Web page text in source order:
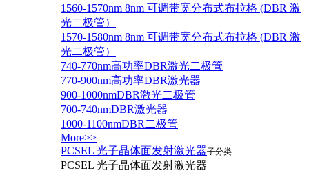
1560-1570nm 8nm 可调带宽分布式布拉格 (DBR 激
光二极管）
1570-1580nm 8nm 可调带宽分布式布拉格 (DBR 激
光二极管）
740-770nm高功率DBR激光二极管
770-900nm高功率DBR激光器
900-1000nmDBR激光二极管
700-740nmDBR激光器
1000-1100nmDBR二极管
More>>
PCSEL 光子晶体面发射激光器子分类
PCSEL 光子晶体面发射激光器